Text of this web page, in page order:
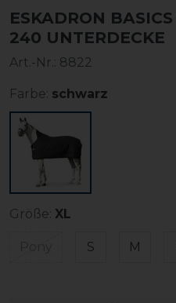
ESKADRON
240 UNTERDECKE
Art.-Nr.: 8822
Farbe: schwarz
Größe: XL
S M